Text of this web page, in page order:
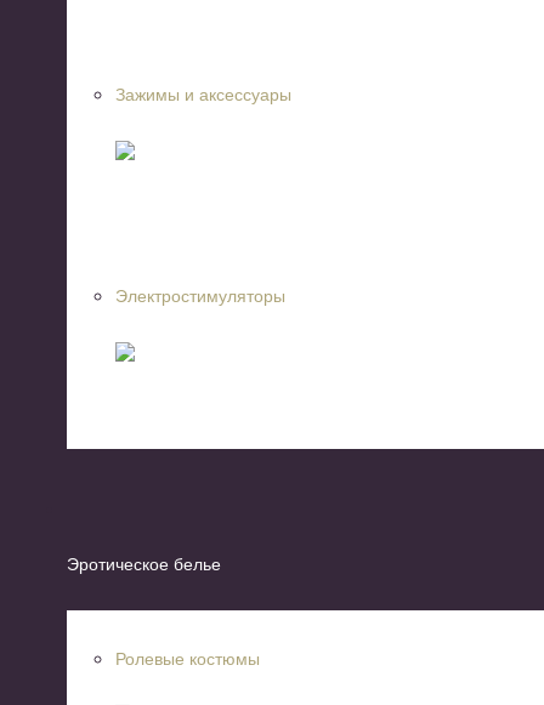
Зажимы и аксессуары
Электростимуляторы
Эротическое белье
Ролевые костюмы